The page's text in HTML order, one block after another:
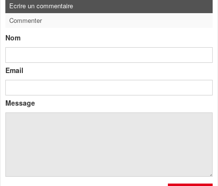
Ecrire un commentaire
Commenter
Nom
Email
Message